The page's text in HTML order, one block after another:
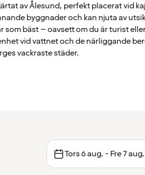
av Ålesund, perfekt placerat vid
byggnader och kan njuta av
som bäst – oavsett om du är turist
vid vattnet och de närliggande
vackraste städer.
Tors 6 aug. - Fre 7 aug.